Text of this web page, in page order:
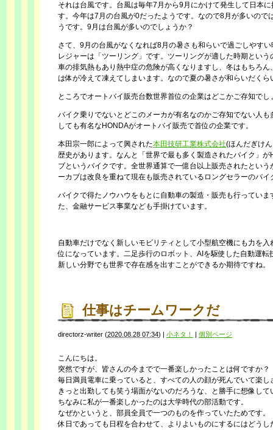
それは台風です。台風は毎年7月から9月にかけて発生して日本
す。今年は7月の台風が0だったようです。なので8月が多いので
うです。9月は台風が多いのでしょうか？
さて、9月の台風がなくなれば8月の暑さも和らいで過ごしやす
レジャーは「ツーリング」です。ツーリングが適した時期とい
車の排気熱もあり熱中症の危険が高くなりますし、冬はもちろ
は体が冷えて凍えてしまいます。なので夏の暑さが和らいだく
ところでオートバイ販売台数世界首位の企業はどこかご存知でし
バイク乗りでないとどこのメーカが有名なのかご存知でない人
しても有名なHONDAがオートバイ販売で首位の企業です。
本田宗一郎によって興された本田技研工業株式会社(ほんだぎけ
歴史があります。なんと「世界で最も多く製造されたバイク」
ブというバイクです。全世界通算で一億台以上販売されたとい
ーカブは改良を重ねて現在も販売されているロングセラーのバイ
バイクで得たノウハウをもとに自動車の製造・販売も行ってい
た、金融サービス事業なども手掛けています。
自動車だけでなく新しいモビリティとして小型航空機にも力を
位になっています。二足歩行のロボット、AIを駆使した自動運
新しい分野でも世界で存在感を出すことができるか期待ですね。
仕事はチームワークだ
directorz-writer (2020.08.28 07:34) | 小ネタ！ | 個別ページ
こんにちは。
突然ですが、皆さんの今までで一番楽しかったことは何ですか？
毎日満員電車に乗っていると、すべての人の顔が死んでいて楽
きっと出勤しても笑う場面がないのだろうな、と勝手に想像して
ちなみに私が一番楽しかったのは大学時代の部活動です。
なぜかというと、部員全員で一つのものを作っていたためです。
休日であっても日程を合わせて、よりよいものにするにはどう